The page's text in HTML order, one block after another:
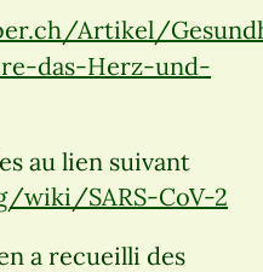
Artikel/
das-Herz-und-
au lien suivant
wiki/SARS-CoV-2
a recueilli des